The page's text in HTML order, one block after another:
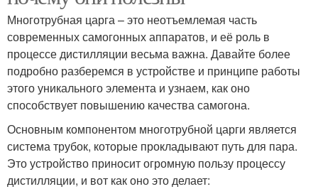
Многотрубная царга – это неотъемлемая часть
современных самогонных аппаратов, и её роль в
процессе дистилляции весьма важна. Давайте более
подробно разберемся в устройстве и принципе работы
этого уникального элемента и узнаем, как оно
способствует повышению качества самогона.
Основным компонентом многотрубной царги является
система трубок, которые прокладывают путь для пара.
Это устройство приносит огромную пользу процессу
дистилляции, и вот как оно это делает: